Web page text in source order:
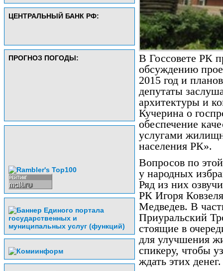
ЦЕНТРАЛЬНЫЙ БАНК РФ:
ПРОГНОЗ ПОГОДЫ:
В Госсовете РК
обсуждению
2015 год и
депутаты
архитектуры и
Кучерина о
обеспечение
услугами
населения РК».
Вопросов по
у народных
Ряд из них
РК Игоря
Медведев. В
Приуральский
стоящие в
для улучшения
спикеру, чтобы
ждать этих денег.